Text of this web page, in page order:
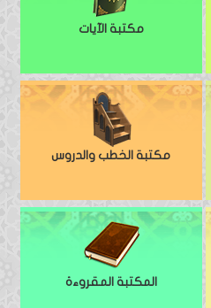
مكتبة الآيات
مكتبة الخطب والدروس
المكتبة المقروءة